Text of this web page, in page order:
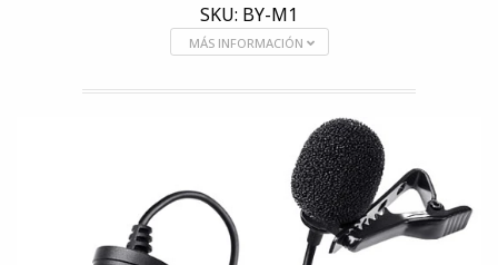
SKU: BY-M1
MÁS INFORMACIÓN